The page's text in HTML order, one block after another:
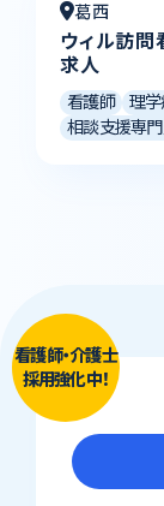
葛西
ウィル訪問
求人
看護師 理
相談支援専
看護師・介護士
採用強化中！